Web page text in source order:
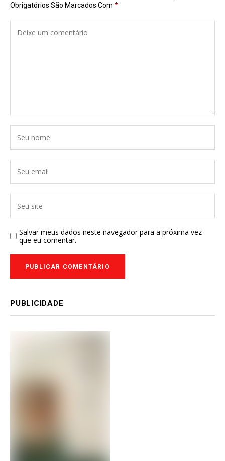
Obrigatórios São Marcados Com *
Salvar meus dados neste navegador para a próxima vez
que eu comentar.
PUBLICIDADE